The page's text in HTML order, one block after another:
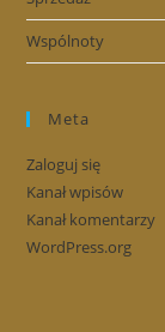
Wspólnoty
Meta
Zaloguj się
Kanał wpisów
Kanał komentarzy
WordPress.org